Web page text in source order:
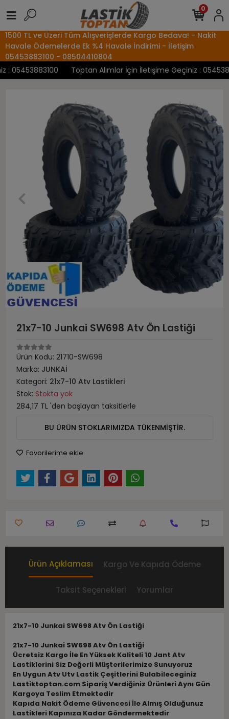
1500 TL ve Üzeri Tüm Alışverişlerde Kargo Bedava! - Nakit
Havale Ödemelerde Ek %4 Havale İndirimi - İletişim
05453883100 - 08504410804
Toptan Alımlar İçin İletişime Geçiniz :
0
21x7-10 Junkai SW698 Atv Ön Lastiği
Ürün Kodu: 21710-SW698
Marka: JUNKAİ
Kategori: 21x7-10 Atv Lastikleri
Stok: Stokta yok
284,17 TL 'den başlayan taksitlerle
BU ÜRÜN STOKLARIMIZDA TÜKENMİŞTİR.
Favorilerime ekle
Ürün Açıklaması Kargo Ve Kapıda Ödeme
Taksit Seçenekleri Yorumlar
21x7-10 Junkai SW698 Atv Ön Lastiği
21x7-10 Junkai SW698 Atv Ön Lastiği
Ücretsiz Kargo İle En Yüksek Kaliteli 10 Jant Atv
Lastiklerini Siz Değerli Müşterilerimize Sunuyoruz
En Uygun Atv Utv Lastik Çeşitlerini Bulabileceginiz
Lastiktoptan.com Sipariş Verdiğiniz Ürünleri Aynı Gün
Kargoya Teslim Etmektedir
Kapıda Nakit Ödeme Güvencesi İle Almış Olduğunuz
Lastikleri Kapınıza Kadar Göndermektedir